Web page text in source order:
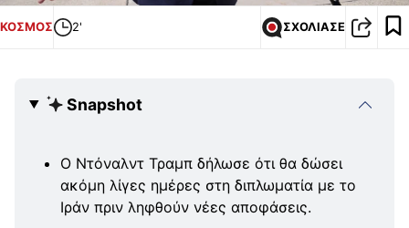
ΚΟΣΜΟΣ 2' ΣΧΟΛΙΑΣΕ
Snapshot
Ο Ντόναλντ Τραμπ δήλωσε ότι θα δώσει
ακόμη λίγες ημέρες στη διπλωματία με το
Ιράν πριν ληφθούν νέες αποφάσεις.